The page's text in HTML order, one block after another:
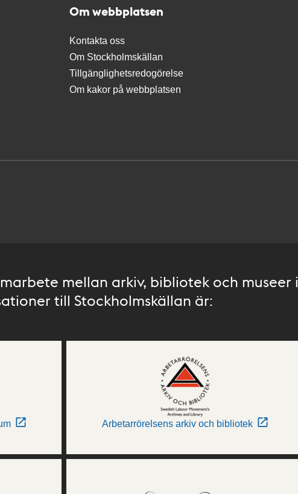
Om webbplatsen
Kontakta oss
Om Stockholmskällan
Tillgänglighetsredogörelse
Om kakor på webbplatsen
mellan arkiv, bibliotek och museer i
till Stockholmskällan är:
Arbetarrörelsens arkiv och bibliotek